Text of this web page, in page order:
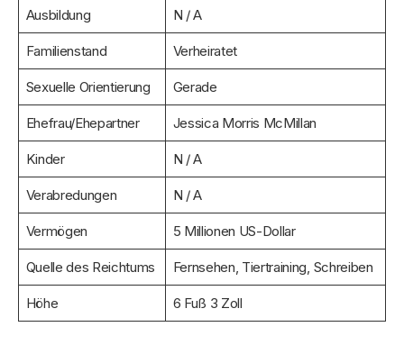
Ausbildung N / A
Familienstand Verheiratet
Sexuelle Orientierung Gerade
Ehefrau/Ehepartner Jessica Morris McMillan
Kinder N / A
Verabredungen N / A
Vermögen 5 Millionen US-Dollar
Quelle des Reichtums Fernsehen, Tiertraining, Schreiben
Höhe 6 Fuß 3 Zoll